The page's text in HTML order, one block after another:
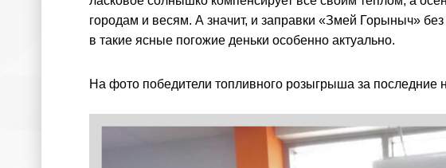
городам и весям. А значит, и заправки «Змей Горыныч»
в такие ясные погожие деньки особенно актуально.
На фото победители топливного розыгрыша за последние